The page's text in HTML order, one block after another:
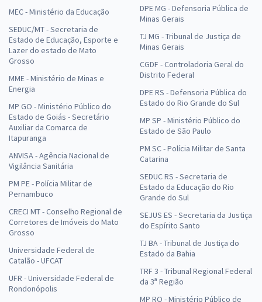
MEC - Ministério da Educação
SEDUC/MT - Secretaria de
Estado de Educação, Esporte e
Lazer do estado de Mato
Grosso
MME - Ministério de Minas e
Energia
MP GO - Ministério Público do
Estado de Goiás - Secretário
Auxiliar da Comarca de
Itapuranga
ANVISA - Agência Nacional de
Vigilância Sanitária
PM PE - Polícia Militar de
Pernambuco
CRECI MT - Conselho Regional de
Corretores de Imóveis do Mato
Grosso
Universidade Federal de
Catalão - UFCAT
UFR - Universidade Federal de
Rondonópolis
DPE MG - Defensoria Pública de
Minas Gerais
TJ MG - Tribunal de Justiça de
Minas Gerais
CGDF - Controladoria Geral do
Distrito Federal
DPE RS - Defensoria Pública do
Estado do Rio Grande do Sul
MP SP - Ministério Público do
Estado de São Paulo
PM SC - Polícia Militar de Santa
Catarina
SEDUC RS - Secretaria de
Estado da Educação do Rio
Grande do Sul
SEJUS ES - Secretaria da Justiça
do Espírito Santo
TJ BA - Tribunal de Justiça do
Estado da Bahia
TRF 3 - Tribunal Regional Federal
da 3ª Região
MP RO - Ministério Público de